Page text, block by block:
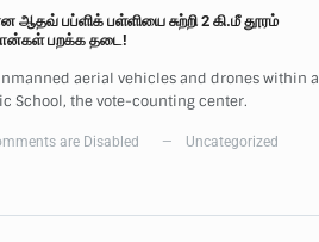
பப்ளிக் பள்ளியை சுற்றி 2 கி.மீ தூரம்
பறக்க தடை!
aerial vehicles and drones within a
School, the vote-counting center.
are Disabled — Uncategorized